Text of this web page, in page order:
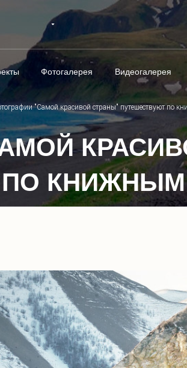
Фотогалерея Видеогалерея
"Самой красивой страны" путешествуют по